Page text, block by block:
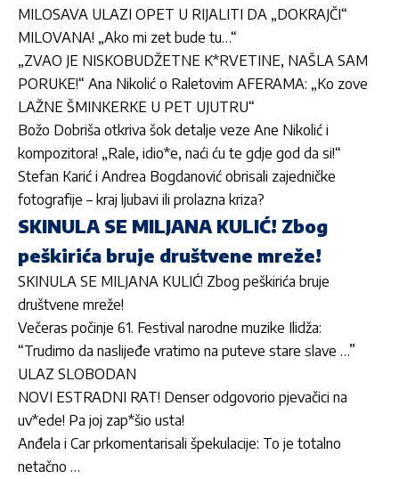
MILOSAVA ULAZI OPET U RIJALITI DA „DOKRAJČI“
MILOVANA! „Ako mi zet bude tu…“
„ZVAO JE NISKOBUDŽETNE K*RVETINE, NAŠLA SAM
PORUKE!“ Ana Nikolić o Raletovim AFERAMA: „Ko zove
LAŽNE ŠMINKERKE U PET UJUTRU“
Božo Dobriša otkriva šok detalje veze Ane Nikolić i
kompozitora! „Rale, idio*e, naći ću te gdje god da si!“
Stefan Karić i Andrea Bogdanović obrisali zajedničke
fotografije – kraj ljubavi ili prolazna kriza?
SKINULA SE MILJANA KULIĆ! Zbog
peškirića bruje društvene mreže!
SKINULA SE MILJANA KULIĆ! Zbog peškirića bruje
društvene mreže!
Večeras počinje 61. Festival narodne muzike Ilidža:
“Trudimo da naslijeđe vratimo na puteve stare slave …”
ULAZ SLOBODAN
NOVI ESTRADNI RAT! Denser odgovorio pjevačici na
uv*ede! Pa joj zap*šio usta!
Anđela i Car prkomentarisali špekulacije: To je totalno
netačno …